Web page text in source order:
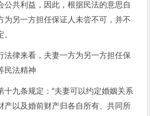
公共利益，因此，根据民法的意思自
为另一方担任保证人未尝不可，并不
法律来看，夫妻一方为另一方担任保
民法精神
十九条规定：“夫妻可以约定婚姻关系
产以及婚前财产归各自所有、共同所